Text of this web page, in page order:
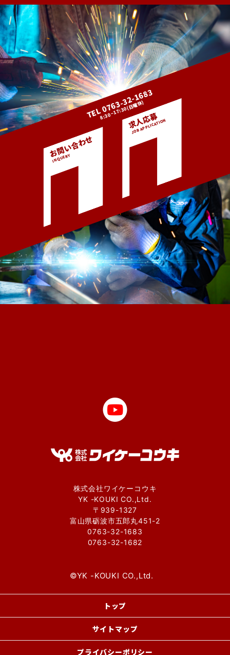
TEL 0763-32-1683
8:30~17:30(日曜休)
お問い合わせ
求人応募
株式会社ワイケーコウキ
YK -KOUKI CO.,Ltd.
〒939-1327
富山県砺波市五郎丸451-2
0763-32-1683
0763-32-1682
©︎YK -KOUKI CO.,Ltd.
トップ
サイトマップ
プライバシーポリシー